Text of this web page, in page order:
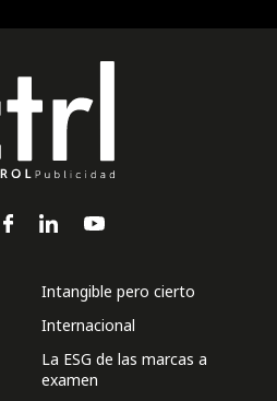
Intangible pero cierto
Internacional
La ESG de las marcas a
examen